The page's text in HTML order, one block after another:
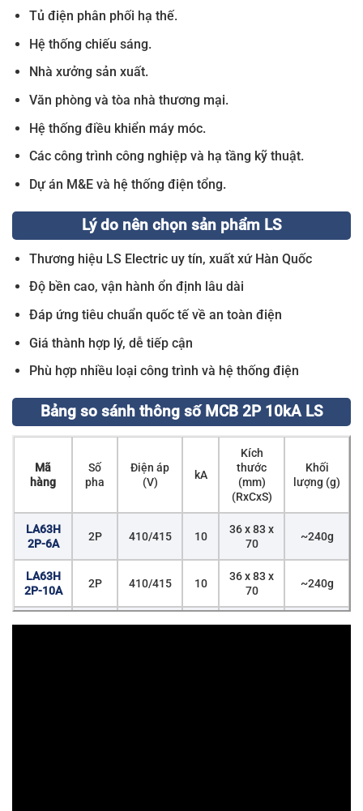
Tủ điện phân phối hạ thế.
Hệ thống chiếu sáng.
Nhà xưởng sản xuất.
Văn phòng và tòa nhà thương mại.
Hệ thống điều khiển máy móc.
Các công trình công nghiệp và hạ tầng kỹ thuật.
Dự án M&E và hệ thống điện tổng.
Lý do nên chọn sản phẩm LS
Thương hiệu LS Electric uy tín, xuất xứ Hàn Quốc
Độ bền cao, vận hành ổn định lâu dài
Đáp ứng tiêu chuẩn quốc tế về an toàn điện
Giá thành hợp lý, dễ tiếp cận
Phù hợp nhiều loại công trình và hệ thống điện
Bảng so sánh thông số MCB 2P 10kA LS
Mã
hàng
Số
pha
Điện áp
(V)
kA
Kích
thước
(mm)
(RxCxS)
Khối
lượng (g)
LA63H
2P-6A
2P 410/415 10
36 x 83 x
70
~240g
LA63H
2P-10A
2P 410/415 10
36 x 83 x
70
~240g
LA63H
36 x 83 x